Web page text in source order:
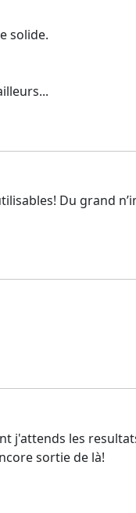
solide.
Du grand
j'attends les
sortie de là!